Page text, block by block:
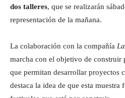
dos talleres, que se realizarán
representación de la mañana.
La colaboración con la compañía
marcha con el objetivo de construir
que permitan desarrollar proyectos
destaca la idea de que esta muestra